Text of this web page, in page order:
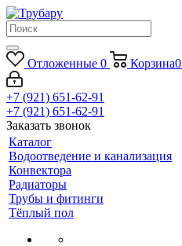
Отложенные 0 Корзина0
+7 (921) 651-62-91
+7 (921) 651-62-91
Заказать звонок
Каталог
Водоотведение и канализация
Конвектора
Радиаторы
Трубы и фитинги
Тёплый пол